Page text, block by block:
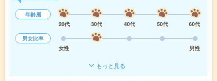
年齢層
20代
30代 40代 50代
60代
男女比率
女性
男性
もっと見る